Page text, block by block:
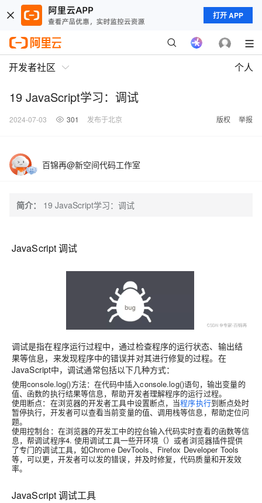
打开 APP
开发者社区 个人
19 JavaScript学习：调试
2024-07-03 301 发布于北京 版权 举报
百锦再@新空间代码工作室
简介： 19 JavaScript学习：调试
JavaScript 调试
调试是指在程序运行过程中，通过检查程序的运行状态、输出结
果等信息，来发现程序中的错误并对其进行修复的过程。在
JavaScript中，调试通常包括以下几种方式：
使用console.log()方法：在代码中插入console.log()语句，输出变量的
值、函数的执行结果等信息，帮助开发者理解程序的运行过程。
使用断点：在浏览器的开发者工具中设置断点，当程序执行到断点处时
暂停执行，开发者可以查看当前变量的值、调用栈等信息，帮助定位问
题。
使用控制台：在浏览器的开发工中的控台输入代码实时查看的函数等信
息，帮调试程序4. 使用调试工具一些开环境（）或者浏览器插件提供
了专门的调试工具，如Chrome DevTools、Firefox Developer Tools
等，可以更，开发者可以发的错误，并及时修复，代码质量和开发效
率。
JavaScript 调试工具